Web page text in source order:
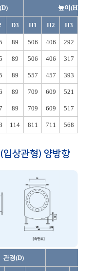
높이(H)
D3 H1 H2 H3
89 506 406 292
89 506 406 317
89 557 457 393
89 709 609 521
89 709 609 517
114 811 711 568
상관형) 양방향
관경(D)